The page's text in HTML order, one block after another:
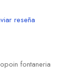
reseña
fontaneria